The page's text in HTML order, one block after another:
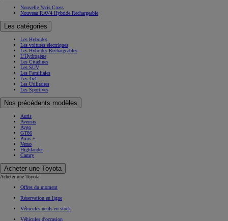
Nouvelle Yaris Cross
Nouveau RAV4 Hybride Rechargeable
Les catégories
Les Hybrides
Les voitures électriques
Les Hybrides Rechargeables
L'Hydrogène
Les Citadines
Les SUV
Les Familiales
Les 4x4
Les Utilitaires
Les Sportives
Nos précédents modèles
Auris
Avensis
Aygo
GT86
Prius +
Verso
Highlander
Camry
Acheter une Toyota
Acheter une Toyota
Offres du moment
Réservation en ligne
Véhicules neufs en stock
Véhicules d'occasion